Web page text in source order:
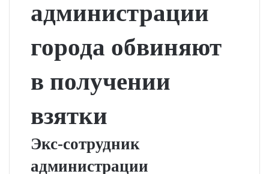
администрации
города обвиняют
в получении
взятки
Экс‑сотрудник
администрации